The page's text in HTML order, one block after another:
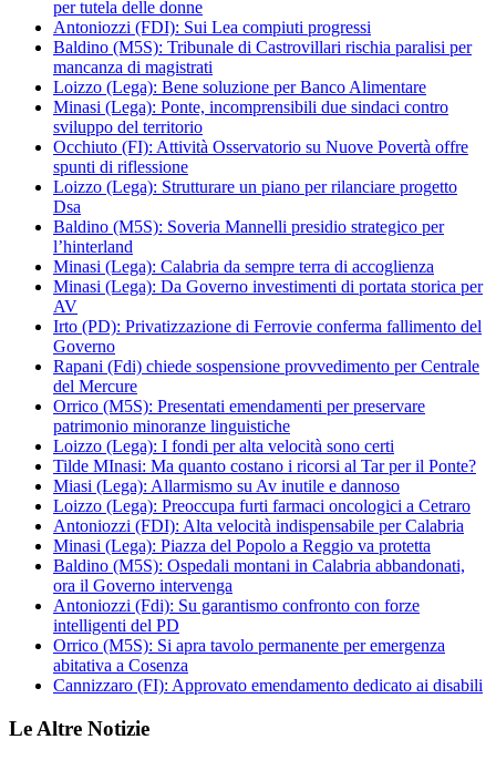
per tutela delle donne
Antoniozzi (FDI): Sui Lea compiuti progressi
Baldino (M5S): Tribunale di Castrovillari rischia paralisi per
mancanza di magistrati
Loizzo (Lega): Bene soluzione per Banco Alimentare
Minasi (Lega): Ponte, incomprensibili due sindaci contro
sviluppo del territorio
Occhiuto (FI): Attività Osservatorio su Nuove Povertà offre
spunti di riflessione
Loizzo (Lega): Strutturare un piano per rilanciare progetto
Dsa
Baldino (M5S): Soveria Mannelli presidio strategico per
l’hinterland
Minasi (Lega): Calabria da sempre terra di accoglienza
Minasi (Lega): Da Governo investimenti di portata storica per
AV
Irto (PD): Privatizzazione di Ferrovie conferma fallimento del
Governo
Rapani (Fdi) chiede sospensione provvedimento per Centrale
del Mercure
Orrico (M5S): Presentati emendamenti per preservare
patrimonio minoranze linguistiche
Loizzo (Lega): I fondi per alta velocità sono certi
Tilde MInasi: Ma quanto costano i ricorsi al Tar per il Ponte?
Miasi (Lega): Allarmismo su Av inutile e dannoso
Loizzo (Lega): Preoccupa furti farmaci oncologici a Cetraro
Antoniozzi (FDI): Alta velocità indispensabile per Calabria
Minasi (Lega): Piazza del Popolo a Reggio va protetta
Baldino (M5S): Ospedali montani in Calabria abbandonati,
ora il Governo intervenga
Antoniozzi (Fdi): Su garantismo confronto con forze
intelligenti del PD
Orrico (M5S): Si apra tavolo permanente per emergenza
abitativa a Cosenza
Cannizzaro (FI): Approvato emendamento dedicato ai disabili
Le Altre Notizie